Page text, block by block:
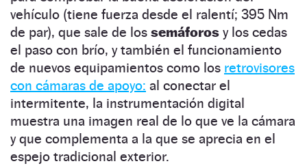
vehículo (tiene fuerza desde el ralentí; 395 Nm
de par), que sale de los semáforos y los cedas
el paso con brío, y también el funcionamiento
de nuevos equipamientos como los retrovisores
con cámaras de apoyo: al conectar el
intermitente, la instrumentación digital
muestra una imagen real de lo que ve la cámara
y que complementa a la que se aprecia en el
espejo tradicional exterior.